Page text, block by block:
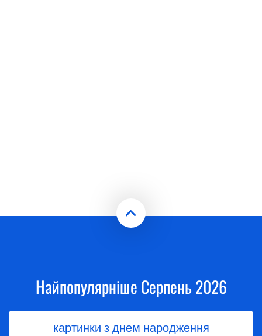
Найпопулярніше Серпень 2026
картинки з днем народження